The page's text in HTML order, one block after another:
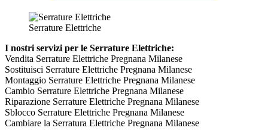
Serrature Elettriche
I nostri servizi per le Serrature Elettriche:
Vendita Serrature Elettriche Pregnana Milanese
Sostituisci Serrature Elettriche Pregnana Milanese
Montaggio Serrature Elettriche Pregnana Milanese
Cambio Serrature Elettriche Pregnana Milanese
Riparazione Serrature Elettriche Pregnana Milanese
Sblocco Serrature Elettriche Pregnana Milanese
Cambiare la Serratura Elettriche Pregnana Milanese